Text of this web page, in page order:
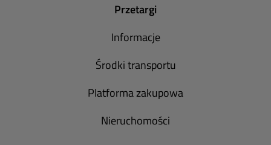
Przetargi
Informacje
Środki transportu
Platforma zakupowa
Nieruchomości